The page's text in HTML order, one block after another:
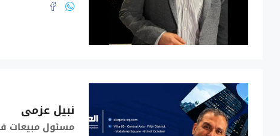
نبيل عزمى
مسئول مبيعات